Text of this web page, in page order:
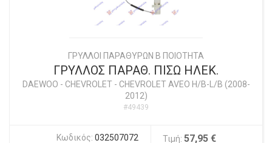
ΓΡΥΛΛΟΙ ΠΑΡΑΘΥΡΩΝ Β ΠΟΙΟΤΗΤΑ
ΓΡΥΛΛΟΣ ΠΑΡΑΘ. ΠΙΣΩ ΗΛΕΚ.
DAEWOO - CHEVROLET- CHEVROLET AVEO H/B-L/B (2008-
2012)
#49439
Κωδικός: 032507072 Τιμή: 57,95 €